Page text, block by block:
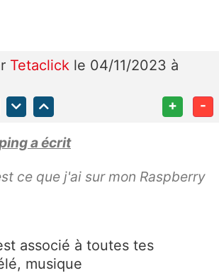
Tetaclick le 04/11/2023 à
+ -
a écrit
ce que j'ai sur mon Raspberry
associé à toutes tes
musique